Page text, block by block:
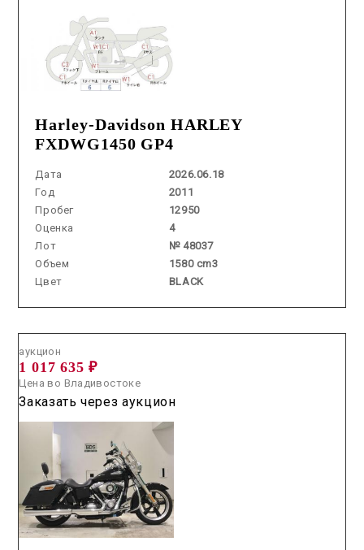
Harley-Davidson HARLEY
FXDWG1450 GP4
Дата
2026.06.18
Год
2011
Пробег
12950
Оценка
4
Лот
№ 48037
Объем
1580 cm3
Цвет
BLACK
аукцион
1 017 635 ₽
Цена во Владивостоке
Заказать через аукцион